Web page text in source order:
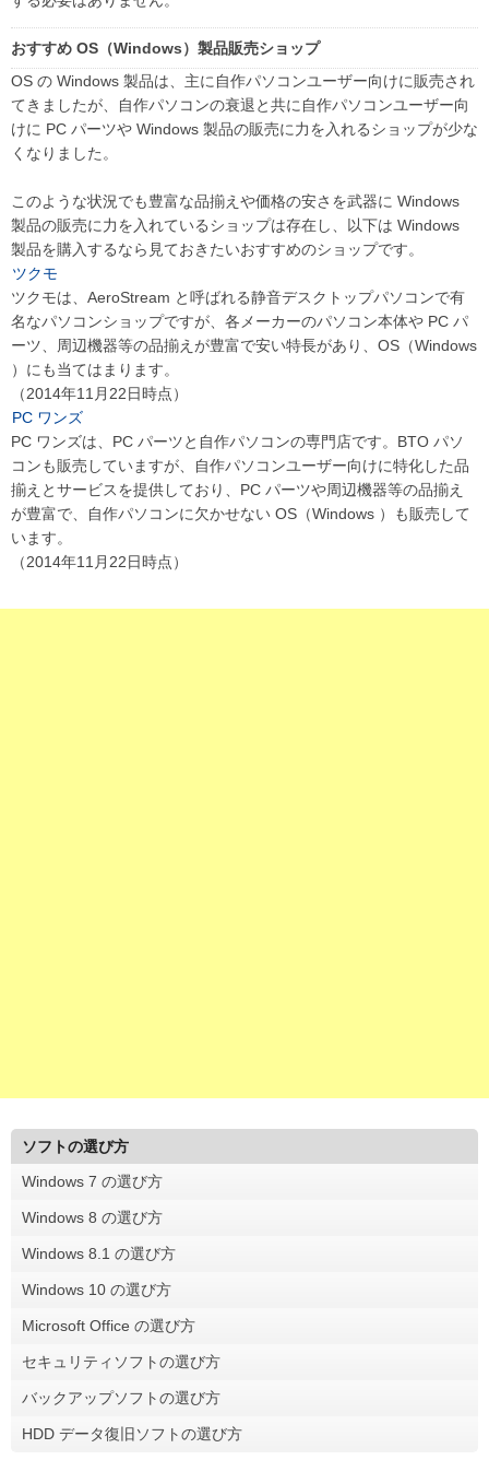
おすすめ OS（Windows）製品販売ショップ
OS の Windows 製品は、主に自作パソコンユーザー向けに販売され
てきましたが、自作パソコンの衰退と共に自作パソコンユーザー向
けに PC パーツや Windows 製品の販売に力を入れるショップが少な
くなりました。
このような状況でも豊富な品揃えや価格の安さを武器に Windows
製品の販売に力を入れているショップは存在し、以下は Windows
製品を購入するなら見ておきたいおすすめのショップです。
ツクモ
ツクモは、AeroStream と呼ばれる静音デスクトップパソコンで有
名なパソコンショップですが、各メーカーのパソコン本体や PC パ
ーツ、周辺機器等の品揃えが豊富で安い特長があり、OS（Windows
）にも当てはまります。
（2014年11月22日時点）
PC ワンズ
PC ワンズは、PC パーツと自作パソコンの専門店です。BTO パソ
コンも販売していますが、自作パソコンユーザー向けに特化した品
揃えとサービスを提供しており、PC パーツや周辺機器等の品揃え
が豊富で、自作パソコンに欠かせない OS（Windows ）も販売して
います。
（2014年11月22日時点）
ソフトの選び方
Windows 7 の選び方
Windows 8 の選び方
Windows 8.1 の選び方
Windows 10 の選び方
Microsoft Office の選び方
セキュリティソフトの選び方
バックアップソフトの選び方
HDD データ復旧ソフトの選び方